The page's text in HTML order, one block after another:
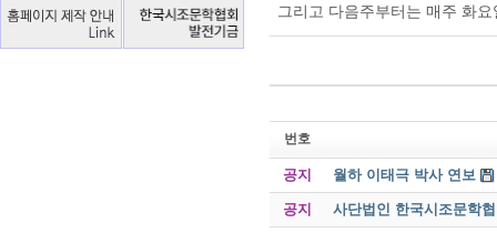
그리고 다음주부터는 매주 화
번호
공지 월하 이태극 박사 연보
공지 사단법인 한국시조문학